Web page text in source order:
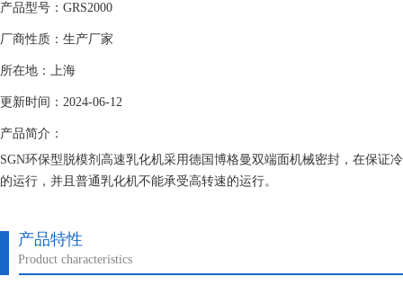
产品型号：GRS2000
厂商性质：生产厂家
所在地：上海
更新时间：2024-06-12
产品简介：
SGN环保型脱模剂高速乳化机采用德国博格曼双端面机械密封，在保证
的运行，并且普通乳化机不能承受高转速的运行。
产品特性
Product characteristics